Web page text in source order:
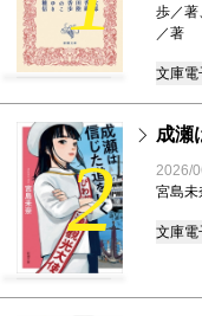
歩／著
／著
文庫電
2
成瀬
2026/
宮島未
文庫電